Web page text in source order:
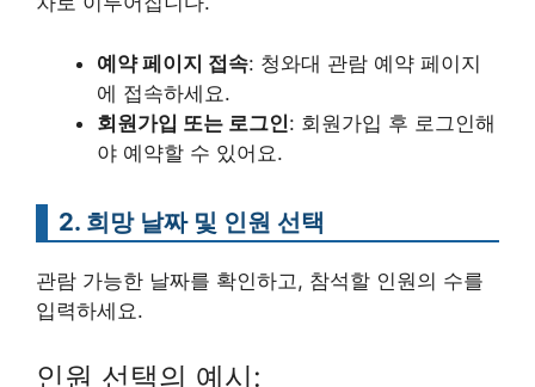
예약 페이지 접속: 청와대 관람 예약 페이지
에 접속하세요.
회원가입 또는 로그인: 회원가입 후 로그인해
야 예약할 수 있어요.
2. 희망 날짜 및 인원 선택
관람 가능한 날짜를 확인하고, 참석할 인원의 수를
입력하세요.
인원 선택의 예시: